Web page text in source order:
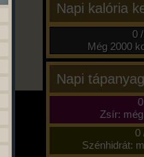
Napi kalória
0
Még 2000
Napi
0
Zsír:
0
Szénhidrát: